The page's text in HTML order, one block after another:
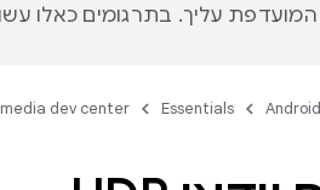
עליך. בתרגומים כאלו
Essentials
dev center